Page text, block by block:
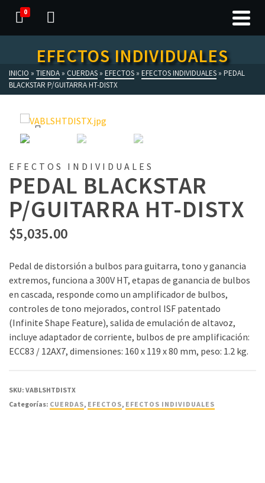
0
EFECTOS INDIVIDUALES
INICIO » TIENDA » CUERDAS » EFECTOS » EFECTOS INDIVIDUALES » PEDAL
BLACKSTAR P/GUITARRA HT-DISTX
EFECTOS INDIVIDUALES
PEDAL BLACKSTAR
P/GUITARRA HT-DISTX
$5,035.00
Pedal de distorsión a bulbos para guitarra, tono y ganancia
extremos, funciona a 300V HT, etapas de ganancia de bulbos
en cascada, responde como un amplificador de bulbos,
controles de tono mejorados, control ISF patentado
(Infinite Shape Feature), salida de emulación de altavoz,
incluye adaptador de corriente, bulbos de pre amplificación:
ECC83 / 12AX7, dimensiones: 160 x 119 x 80 mm, peso: 1.2 kg.
SKU: VABLSHTDISTX
Categorías: CUERDAS, EFECTOS, EFECTOS INDIVIDUALES